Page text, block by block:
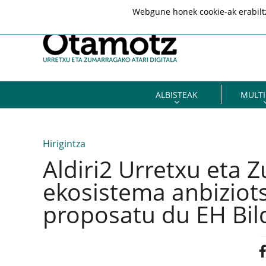
ALBISTEAK
Hirigintza
Aldiri2 Urretxu eta
ekosistema
proposatu du EH
Webgune honek cookie-ak